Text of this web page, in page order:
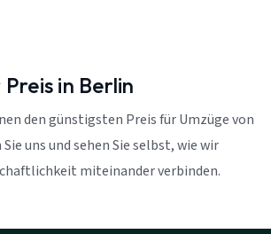
in Berlin
den günstigsten Preis für Umzüge von
uns und sehen Sie selbst, wie wir
miteinander verbinden.